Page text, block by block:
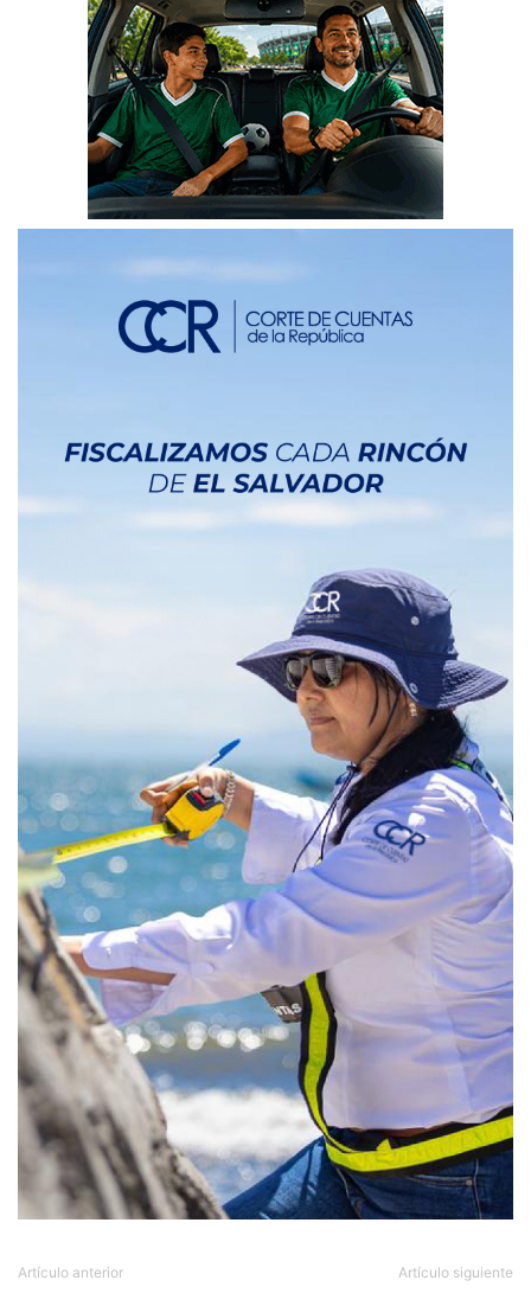
Artículo anterior Artículo siguiente